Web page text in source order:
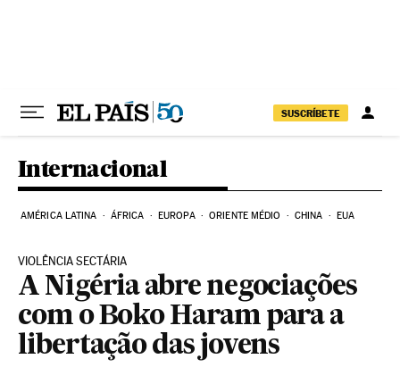
SUSCRÍBETE
Internacional
AMÉRICA LATINA ÁFRICA EUROPA ORIENTE MÉDIO CHINA EUA
VIOLÊNCIA SECTÁRIA
A Nigéria abre negociações
com o Boko Haram para a
libertação das jovens